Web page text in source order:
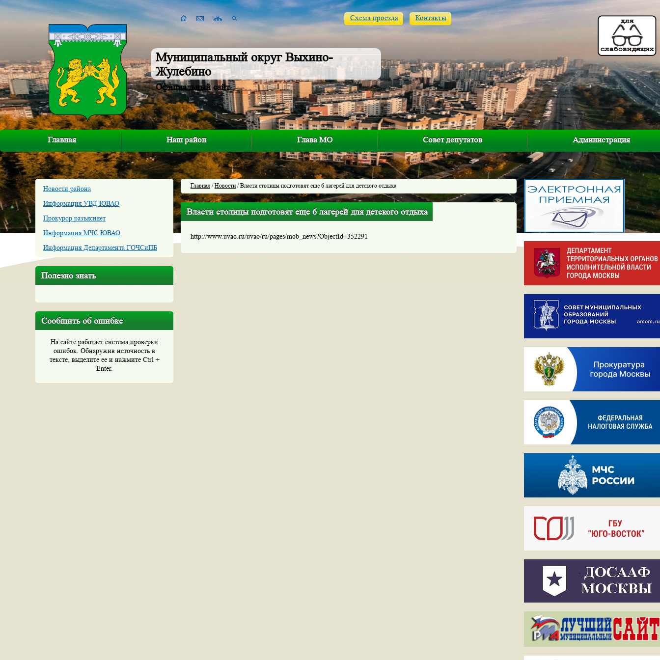
Муниципальный округ Выхино-
Жулебино
Официальный сайт
Схема проезда Контакты
Главная Наш район Глава МО Совет депутатов Администрация
Новости района
Информация УВД ЮВАО
Прокурор разъясняет
Информация МЧС ЮВАО
Информация Департамента ГОЧСиПБ
Полезно знать
Сообщить об ошибке
На сайте работает система проверки
ошибок. Обнаружив неточность в
тексте, выделите ее и нажмите Ctrl +
Enter.
Главная /Новости/ Власти столицы подготовят еще 6 лагерей для детского отдыха
Власти столицы подготовят еще 6 лагерей для детского отдыха
http://www.uvao.ru/uvao/ru/pages/mob_news?ObjectId=352291